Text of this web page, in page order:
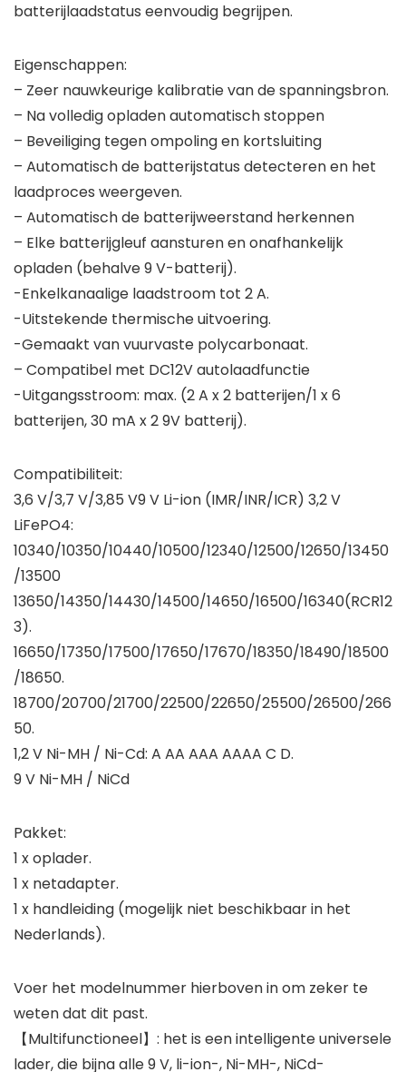
batterijlaadstatus eenvoudig begrijpen.
Eigenschappen:
– Zeer nauwkeurige kalibratie van de spanningsbron.
– Na volledig opladen automatisch stoppen
– Beveiliging tegen ompoling en kortsluiting
– Automatisch de batterijstatus detecteren en het
laadproces weergeven.
– Automatisch de batterijweerstand herkennen
– Elke batterijgleuf aansturen en onafhankelijk
opladen (behalve 9 V-batterij).
-Enkelkanaalige laadstroom tot 2 A.
-Uitstekende thermische uitvoering.
-Gemaakt van vuurvaste polycarbonaat.
– Compatibel met DC12V autolaadfunctie
-Uitgangsstroom: max. (2 A x 2 batterijen/1 x 6
batterijen, 30 mA x 2 9V batterij).
Compatibiliteit:
3,6 V/3,7 V/3,85 V9 V Li-ion (IMR/INR/ICR) 3,2 V
LiFePO4:
10340/10350/10440/10500/12340/12500/12650/13450
/13500
13650/14350/14430/14500/14650/16500/16340(RCR12
3).
16650/17350/17500/17650/17670/18350/18490/18500
/18650.
18700/20700/21700/22500/22650/25500/26500/266
50.
1,2 V Ni-MH / Ni-Cd: A AA AAA AAAA C D.
9 V Ni-MH / NiCd
Pakket:
1 x oplader.
1 x netadapter.
1 x handleiding (mogelijk niet beschikbaar in het
Nederlands).
Voer het modelnummer hierboven in om zeker te
weten dat dit past.
【Multifunctioneel】: het is een intelligente universele
lader, die bijna alle 9 V, li-ion-, Ni-MH-, NiCd-